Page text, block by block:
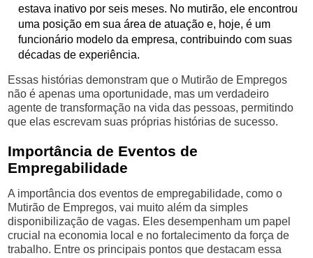
estava inativo por seis meses. No mutirão, ele encontrou
uma posição em sua área de atuação e, hoje, é um
funcionário modelo da empresa, contribuindo com suas
décadas de experiência.
Essas histórias demonstram que o Mutirão de Empregos
não é apenas uma oportunidade, mas um verdadeiro
agente de transformação na vida das pessoas, permitindo
que elas escrevam suas próprias histórias de sucesso.
Importância de Eventos de
Empregabilidade
A importância dos eventos de empregabilidade, como o
Mutirão de Empregos, vai muito além da simples
disponibilização de vagas. Eles desempenham um papel
crucial na economia local e no fortalecimento da força de
trabalho. Entre os principais pontos que destacam essa